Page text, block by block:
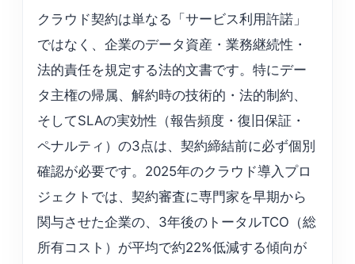
クラウド契約は単なる「サービス利用許諾」
ではなく、企業のデータ資産・業務継続性・
法的責任を規定する法的文書です。特にデー
タ主権の帰属、解約時の技術的・法的制約、
そしてSLAの実効性（報告頻度・復旧保証・
ペナルティ）の3点は、契約締結前に必ず個別
確認が必要です。2025年のクラウド導入プロ
ジェクトでは、契約審査に専門家を早期から
関与させた企業の、3年後のトータルTCO（総
所有コスト）が平均で約22%低減する傾向が